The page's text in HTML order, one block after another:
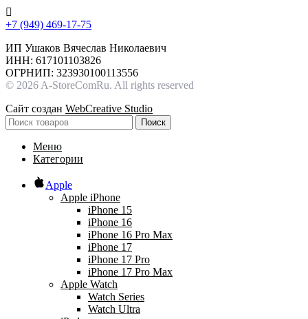
+7 (949) 469-17-75
ИП Ушаков Вячеслав Николаевич
ИНН: 617101103826
ОГРНИП: 323930100113556
© 2026 A-StoreComRu. All rights reserved
Сайт создан WebCreative Studio
Поиск
Меню
Категории
Apple
Apple iPhone
iPhone 15
iPhone 16
iPhone 16 Pro Max
iPhone 17
iPhone 17 Pro
iPhone 17 Pro Max
Apple Watch
Watch Series
Watch Ultra